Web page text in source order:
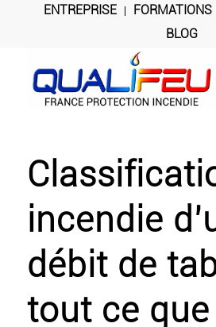
ENTREPRISE FORMATIONS
BLOG
incendie
débit de
tout ce